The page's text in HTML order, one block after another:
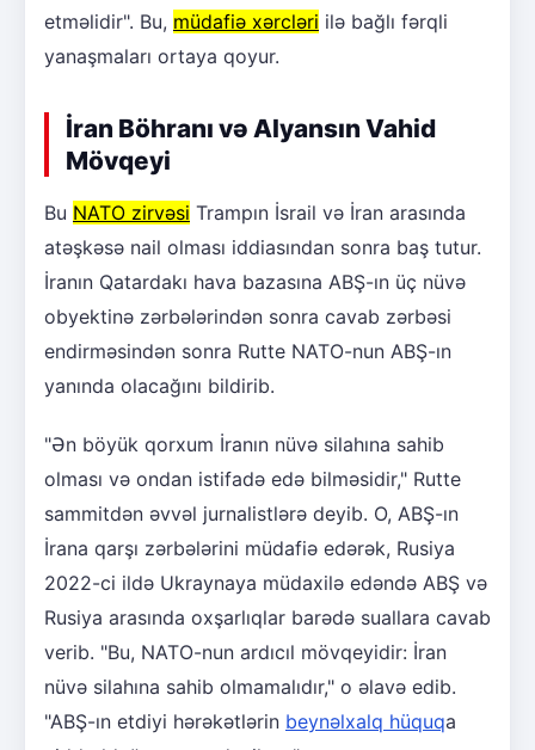
etməlidir". Bu, müdafiə xərcləri ilə bağlı fərqli
yanaşmaları ortaya qoyur.
İran Böhranı və Alyansın Vahid
Mövqeyi
Bu NATO zirvəsi Trampın İsrail və İran arasında
atəşkəsə nail olması iddiasından sonra baş tutur.
İranın Qatardakı hava bazasına ABŞ-ın üç nüvə
obyektinə zərbələrindən sonra cavab zərbəsi
endirməsindən sonra Rutte NATO-nun ABŞ-ın
yanında olacağını bildirib.
"Ən böyük qorxum İranın nüvə silahına sahib
olması və ondan istifadə edə bilməsidir," Rutte
sammitdən əvvəl jurnalistlərə deyib. O, ABŞ-ın
İrana qarşı zərbələrini müdafiə edərək, Rusiya
2022-ci ildə Ukraynaya müdaxilə edəndə ABŞ və
Rusiya arasında oxşarlıqlar barədə suallara cavab
verib. "Bu, NATO-nun ardıcıl mövqeyidir: İran
nüvə silahına sahib olmamalıdır," o əlavə edib.
"ABŞ-ın etdiyi hərəkətlərin beynəlxalq hüquqa